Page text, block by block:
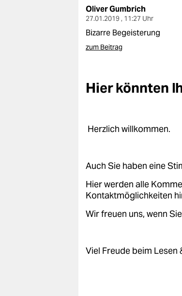
nord
wahrheit
verlag
veranstaltungen
fragen & hilfe
abo
genossenschaft
Oliver Gumbrich
27.01.2019 , 11:27 Uhr
Bizarre Begeisterung
zum Beitrag
Hier könnten
Herzlich willkommen.
Auch Sie haben eine
Hier werden alle
Kontaktmöglichkeiten
Wir freuen uns, wenn
Viel Freude beim Lesen